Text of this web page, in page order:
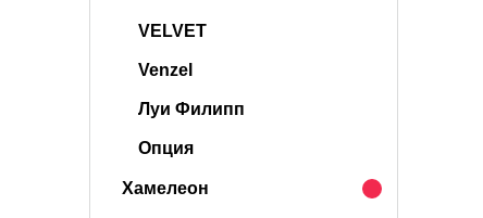
VELVET
Venzel
Луи Филипп
Опция
Хамелеон